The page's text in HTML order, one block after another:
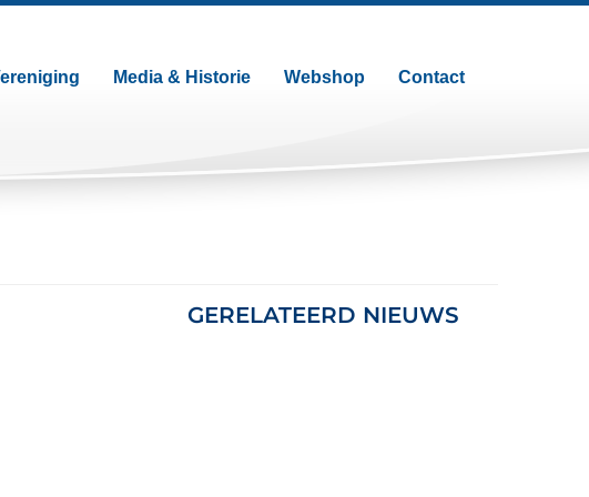
Media & Historie Webshop Contact
GERELATEERD NIEUWS